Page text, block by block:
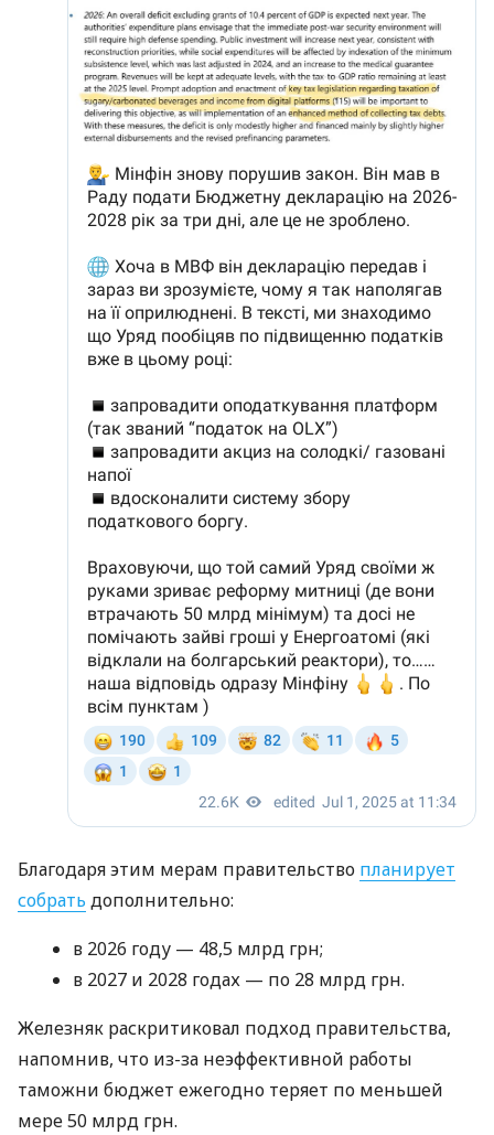
Благодаря этим мерам правительство планирует
собрать дополнительно:
в 2026 году — 48,5 млрд грн;
в 2027 и 2028 годах — по 28 млрд грн.
Железняк раскритиковал подход правительства,
напомнив, что из-за неэффективной работы
таможни бюджет ежегодно теряет по меньшей
мере 50 млрд грн.